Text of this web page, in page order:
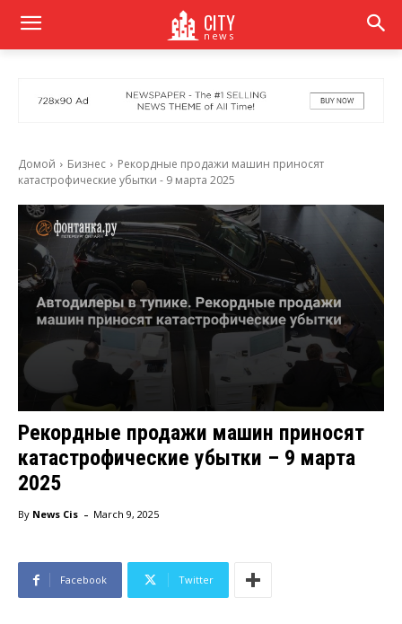
CITY
news
Домой Бизнес
Рекордные продажи машин приносят
катастрофические убытки - 9 марта 2025
Рекордные продажи машин приносят
катастрофические убытки – 9 марта
2025
By News Cis - March 9, 2025
Facebook Twitter